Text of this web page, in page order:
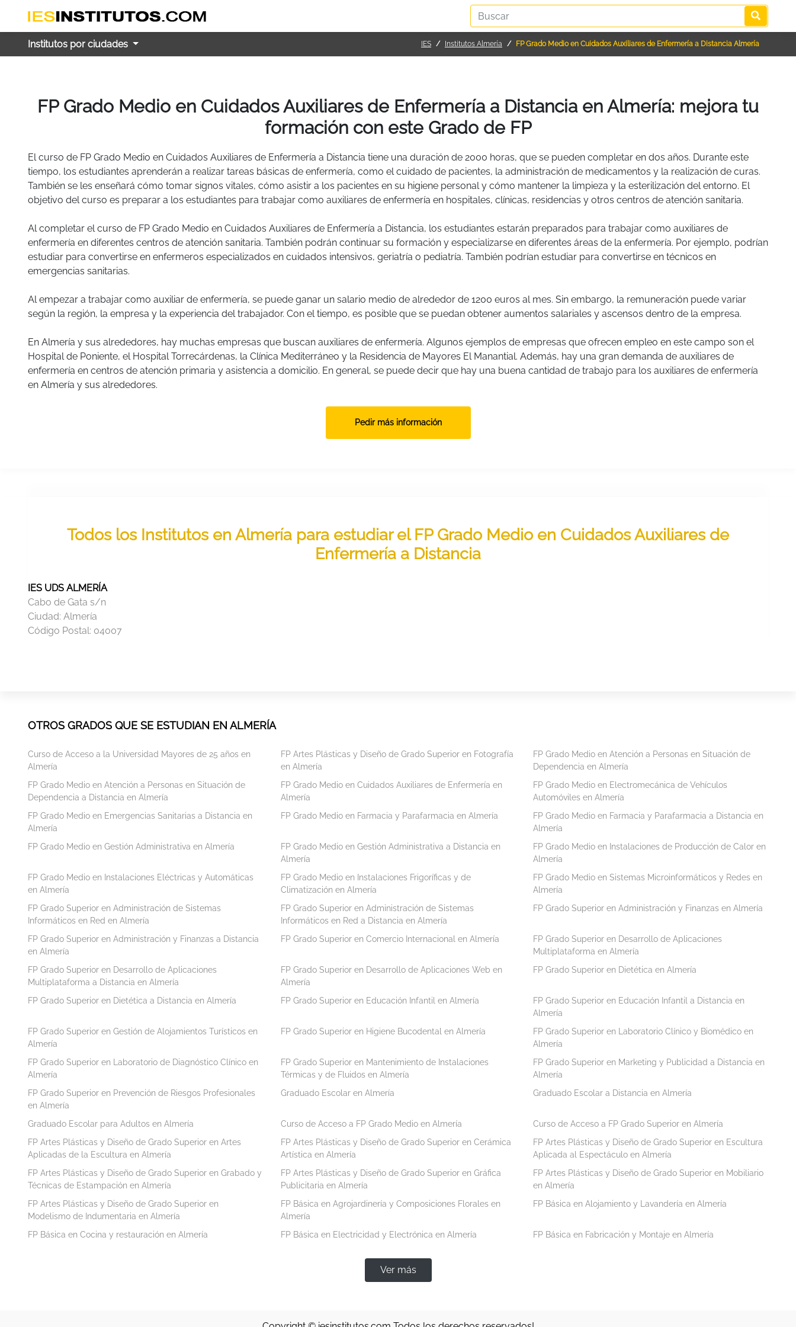
Institutos por ciudades IES Institutos Almería FP Grado Medio en Cuidados Auxiliares de Enfermería a Distancia Almería
FP Grado Medio en Cuidados Auxiliares de Enfermería a Distancia en Almería: mejora tu
formación con este Grado de FP
El curso de FP Grado Medio en Cuidados Auxiliares de Enfermería a Distancia tiene una duración de 2000 horas, que se pueden completar en dos años. Durante este
tiempo, los estudiantes aprenderán a realizar tareas básicas de enfermería, como el cuidado de pacientes, la administración de medicamentos y la realización de curas.
También se les enseñará cómo tomar signos vitales, cómo asistir a los pacientes en su higiene personal y cómo mantener la limpieza y la esterilización del entorno. El
objetivo del curso es preparar a los estudiantes para trabajar como auxiliares de enfermería en hospitales, clínicas, residencias y otros centros de atención sanitaria.
Al completar el curso de FP Grado Medio en Cuidados Auxiliares de Enfermería a Distancia, los estudiantes estarán preparados para trabajar como auxiliares de
enfermería en diferentes centros de atención sanitaria. También podrán continuar su formación y especializarse en diferentes áreas de la enfermería. Por ejemplo, podrían
estudiar para convertirse en enfermeros especializados en cuidados intensivos, geriatría o pediatría. También podrían estudiar para convertirse en técnicos en
emergencias sanitarias.
Al empezar a trabajar como auxiliar de enfermería, se puede ganar un salario medio de alrededor de 1200 euros al mes. Sin embargo, la remuneración puede variar
según la región, la empresa y la experiencia del trabajador. Con el tiempo, es posible que se puedan obtener aumentos salariales y ascensos dentro de la empresa.
En Almería y sus alrededores, hay muchas empresas que buscan auxiliares de enfermería. Algunos ejemplos de empresas que ofrecen empleo en este campo son el
Hospital de Poniente, el Hospital Torrecárdenas, la Clínica Mediterráneo y la Residencia de Mayores El Manantial. Además, hay una gran demanda de auxiliares de
enfermería en centros de atención primaria y asistencia a domicilio. En general, se puede decir que hay una buena cantidad de trabajo para los auxiliares de enfermería
en Almería y sus alrededores.
Pedir más información
Todos los Institutos en Almería para estudiar el FP Grado Medio en Cuidados Auxiliares de
Enfermería a Distancia
IES UDS ALMERÍA
Cabo de Gata s/n
Ciudad: Almería
Código Postal: 04007
OTROS GRADOS QUE SE ESTUDIAN EN ALMERÍA
Curso de Acceso a la Universidad Mayores de 25 años en
Almería
FP Artes Plásticas y Diseño de Grado Superior en Fotografía
en Almería
FP Grado Medio en Atención a Personas en Situación de
Dependencia en Almería
FP Grado Medio en Atención a Personas en Situación de
Dependencia a Distancia en Almería
FP Grado Medio en Cuidados Auxiliares de Enfermería en
Almería
FP Grado Medio en Electromecánica de Vehículos
Automóviles en Almería
FP Grado Medio en Emergencias Sanitarias a Distancia en
Almería
FP Grado Medio en Farmacia y Parafarmacia en Almería
FP Grado Medio en Farmacia y Parafarmacia a Distancia en
Almería
FP Grado Medio en Gestión Administrativa en Almería
FP Grado Medio en Gestión Administrativa a Distancia en
Almería
FP Grado Medio en Instalaciones de Producción de Calor en
Almería
FP Grado Medio en Instalaciones Eléctricas y Automáticas
en Almería
FP Grado Medio en Instalaciones Frigoríficas y de
Climatización en Almería
FP Grado Medio en Sistemas Microinformáticos y Redes en
Almería
FP Grado Superior en Administración de Sistemas
Informáticos en Red en Almería
FP Grado Superior en Administración de Sistemas
Informáticos en Red a Distancia en Almería
FP Grado Superior en Administración y Finanzas en Almería
FP Grado Superior en Administración y Finanzas a Distancia
en Almería
FP Grado Superior en Comercio Internacional en Almería
FP Grado Superior en Desarrollo de Aplicaciones
Multiplataforma en Almería
FP Grado Superior en Desarrollo de Aplicaciones
Multiplataforma a Distancia en Almería
FP Grado Superior en Desarrollo de Aplicaciones Web en
Almería
FP Grado Superior en Dietética en Almería
FP Grado Superior en Dietética a Distancia en Almería FP Grado Superior en Educación Infantil en Almería
FP Grado Superior en Educación Infantil a Distancia en
Almería
FP Grado Superior en Gestión de Alojamientos Turísticos en
Almería
FP Grado Superior en Higiene Bucodental en Almería
FP Grado Superior en Laboratorio Clínico y Biomédico en
Almería
FP Grado Superior en Laboratorio de Diagnóstico Clínico en
Almería
FP Grado Superior en Mantenimiento de Instalaciones
Térmicas y de Fluidos en Almería
FP Grado Superior en Marketing y Publicidad a Distancia en
Almería
FP Grado Superior en Prevención de Riesgos Profesionales
en Almería
Graduado Escolar en Almería Graduado Escolar a Distancia en Almería
Graduado Escolar para Adultos en Almería Curso de Acceso a FP Grado Medio en Almería
Curso de Acceso a FP Grado Superior en Almería
FP Artes Plásticas y Diseño de Grado Superior en Artes
Aplicadas de la Escultura en Almería
FP Artes Plásticas y Diseño de Grado Superior en Cerámica
Artística en Almería
FP Artes Plásticas y Diseño de Grado Superior en Escultura
Aplicada al Espectáculo en Almería
FP Artes Plásticas y Diseño de Grado Superior en Grabado y
Técnicas de Estampación en Almería
FP Artes Plásticas y Diseño de Grado Superior en Gráfica
Publicitaria en Almería
FP Artes Plásticas y Diseño de Grado Superior en Mobiliario
en Almería
FP Artes Plásticas y Diseño de Grado Superior en
Modelismo de Indumentaria en Almería
FP Básica en Agrojardinería y Composiciones Florales en
Almería
FP Básica en Alojamiento y Lavandería en Almería
FP Básica en Cocina y restauración en Almería FP Básica en Electricidad y Electrónica en Almería FP Básica en Fabricación y Montaje en Almería
Ver más